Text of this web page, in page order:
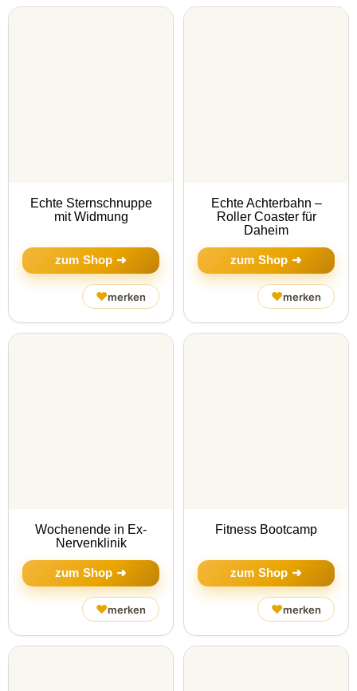
Echte Sternschnuppe
mit Widmung
zum Shop ➜
♥merken
Echte Achterbahn –
Roller Coaster für
Daheim
zum Shop ➜
♥merken
Wochenende in Ex-
Nervenklinik
zum Shop ➜
♥merken
Fitness Bootcamp
zum Shop ➜
♥merken